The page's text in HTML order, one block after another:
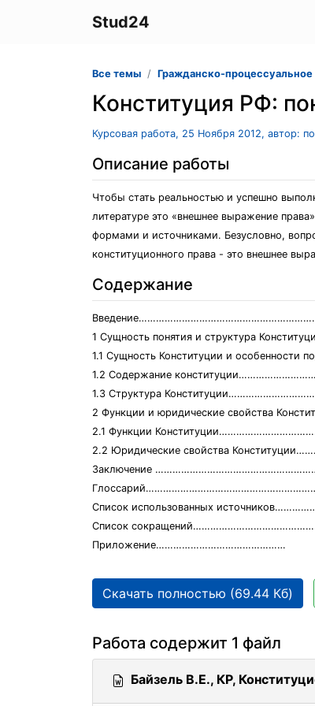
Stud24
Все темы Гражданско-процессуальное
Конституция РФ:
Курсовая работа, 25 Ноября 2012, автор:
Описание работы
Чтобы стать реальностью и успешно
литературе это «внешнее выражение
формами и источниками. Безусловно,
конституционного права - это внешнее
Содержание
1 Сущность понятия и структура
1.1 Сущность Конституции и
1.2 Содержание
1.3 Структура
2 Функции и юридические свойства
2.1 Функции
2.2 Юридические свойства
Заключение
Список использованных
Список
Приложение………………………………………
Скачать полностью (69.44 Кб)
Работа содержит 1 файл
Байзель В.Е., КР,